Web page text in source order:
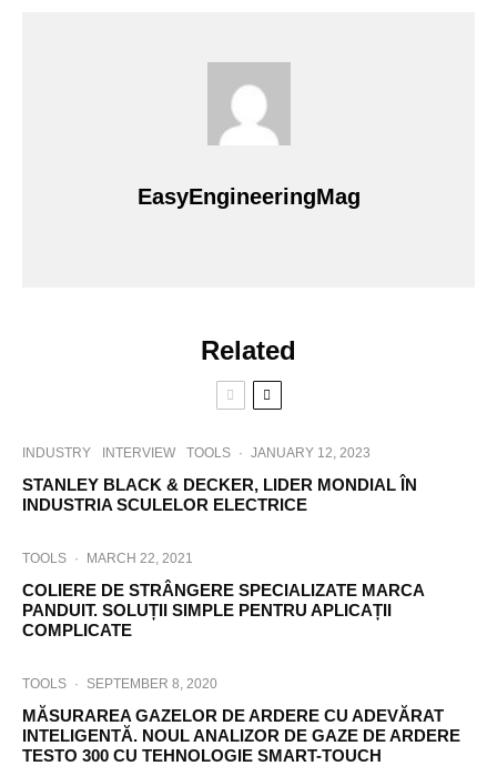
EasyEngineeringMag
Related
INDUSTRY INTERVIEW TOOLS · JANUARY 12, 2023
STANLEY BLACK & DECKER, LIDER MONDIAL ÎN
INDUSTRIA SCULELOR ELECTRICE
TOOLS · MARCH 22, 2021
COLIERE DE STRÂNGERE SPECIALIZATE MARCA
PANDUIT. SOLUȚII SIMPLE PENTRU APLICAȚII
COMPLICATE
TOOLS · SEPTEMBER 8, 2020
MĂSURAREA GAZELOR DE ARDERE CU ADEVĂRAT
INTELIGENTĂ. NOUL ANALIZOR DE GAZE DE ARDERE
TESTO 300 CU TEHNOLOGIE SMART-TOUCH